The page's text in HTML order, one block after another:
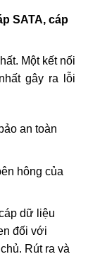
SATA, cáp
Một kết nối
gây ra lỗi
an toàn
hông của
dữ liệu
đối với
Rút ra và